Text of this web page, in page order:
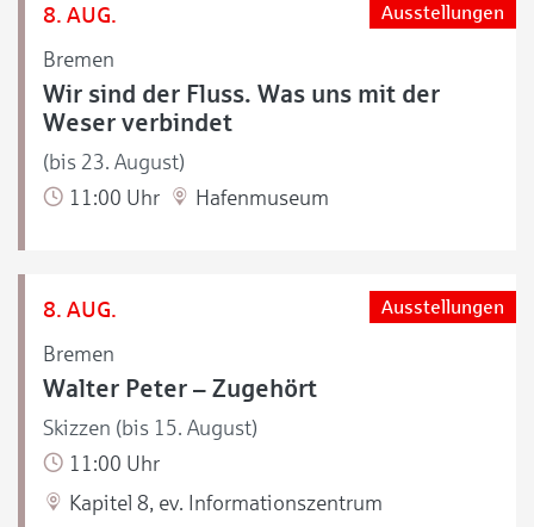
8. AUG.
Bremen
Ausstellungen
Wir sind der Fluss. Was uns mit der
Weser verbindet
(bis 23. August)
11:00 Uhr
Hafenmuseum
8. AUG.
Bremen
Ausstellungen
Walter Peter – Zugehört
Skizzen (bis 15. August)
11:00 Uhr
Kapitel 8, ev. Informationszentrum